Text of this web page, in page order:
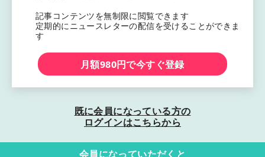
記事コンテンツを無制限に閲覧できます
定期的にニュースレターの配信を受けることができま
す
月額980円で今すぐ登録
既に会員になっている方の
ログインはこちらから
会員になっていただくと